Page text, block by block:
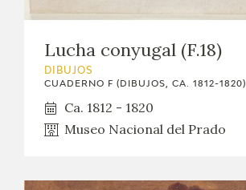
Lucha conyugal (F.18)
DIBUJOS
CUADERNO F (DIBUJOS, CA. 1812-1820)
Ca. 1812 - 1820
Museo Nacional del Prado